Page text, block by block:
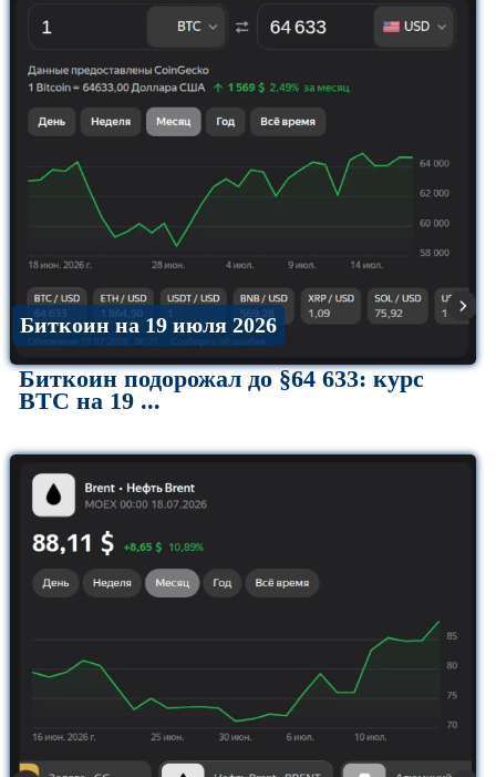
Биткоин на 19 июля 2026
Биткоин подорожал до §64 633: курс
BTC на 19 ...